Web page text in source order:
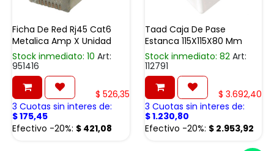
Ficha De Red Rj45 Cat6
Metalica Amp X Unidad
Stock inmediato: 10 Art:
951416
$ 526,35
3 Cuotas sin interes de:
$175,45
Efectivo -20%: $ 421,08
Taad Caja De Pase
Estanca 115X115X80 Mm
Stock inmediato: 82 Art:
112791
$ 3.692,40
3 Cuotas sin interes de:
$1.230,80
Efectivo -20%: $ 2.953,92